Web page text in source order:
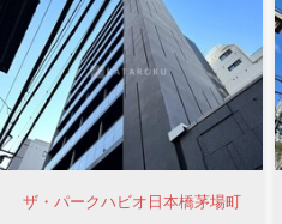
ザ・パークハビオ日本橋茅場町